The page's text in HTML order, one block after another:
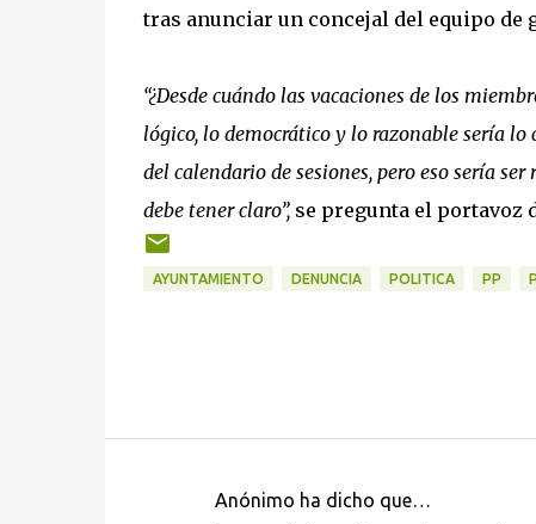
tras anunciar un concejal del equipo de
“¿Desde cuándo las vacaciones de los
lógico, lo democrático y lo razonable sería lo
del calendario de sesiones, pero eso sería
debe tener claro”, se pregunta el portavoz
AYUNTAMIENTO DENUNCIA POLITICA PP
Anónimo ha dicho que…